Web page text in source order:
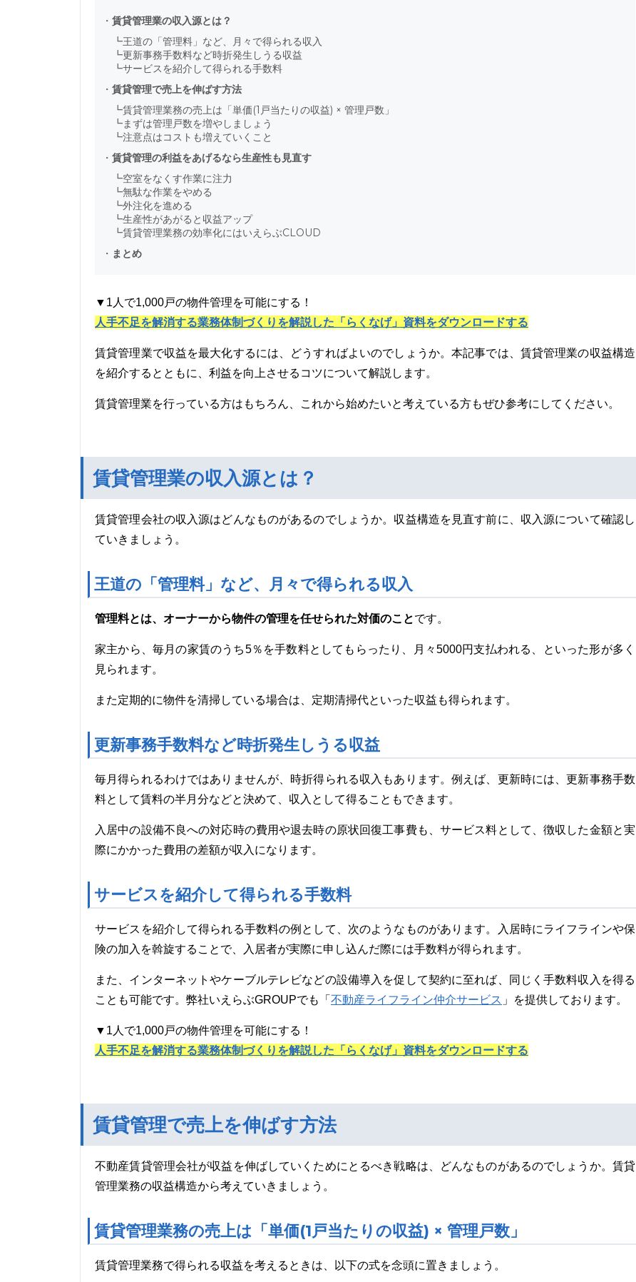
・ 賃貸管理業の収入源とは？
┗王道の「管理料」など、月々で得られる収入
┗更新事務手数料など時折発生しうる収益
┗サービスを紹介して得られる手数料
・ 賃貸管理で売上を伸ばす方法
┗賃貸管理業務の売上は「単価(1戸当たりの収益) × 管理戸数」
┗まずは管理戸数を増やしましょう
┗注意点はコストも増えていくこと
・ 賃貸管理の利益をあげるなら生産性も見直す
┗空室をなくす作業に注力
┗無駄な作業をやめる
┗外注化を進める
┗生産性があがると収益アップ
┗賃貸管理業務の効率化にはいえらぶCLOUD
・ まとめ
▼1人で1,000戸の物件管理を可能にする！
人手不足を解消する業務体制づくりを解説した「らくなげ」資料をダウンロードする
賃貸管理業で収益を最大化するには、どうすればよいのでしょうか。本記事では、賃貸管理業の収益構造
を紹介するとともに、利益を向上させるコツについて解説します。
賃貸管理業を行っている方はもちろん、これから始めたいと考えている方もぜひ参考にしてください。
賃貸管理業の収入源とは？
賃貸管理会社の収入源はどんなものがあるのでしょうか。収益構造を見直す前に、収入源について確認し
ていきましょう。
王道の「管理料」など、月々で得られる収入
管理料とは、オーナーから物件の管理を任せられた対価のことです。
家主から、毎月の家賃のうち5％を手数料としてもらったり、月々5000円支払われる、といった形が多く
見られます。
また定期的に物件を清掃している場合は、定期清掃代といった収益も得られます。
更新事務手数料など時折発生しうる収益
毎月得られるわけではありませんが、時折得られる収入もあります。例えば、更新時には、更新事務手数
料として賃料の半月分などと決めて、収入として得ることもできます。
入居中の設備不良への対応時の費用や退去時の原状回復工事費も、サービス料として、徴収した金額と実
際にかかった費用の差額が収入になります。
サービスを紹介して得られる手数料
サービスを紹介して得られる手数料の例として、次のようなものがあります。入居時にライフラインや保
険の加入を斡旋することで、入居者が実際に申し込んだ際には手数料が得られます。
また、インターネットやケーブルテレビなどの設備導入を促して契約に至れば、同じく手数料収入を得る
ことも可能です。弊社いえらぶGROUPでも「 不動産ライフライン仲介サービス 」を提供しております。
▼1人で1,000戸の物件管理を可能にする！
人手不足を解消する業務体制づくりを解説した「らくなげ」資料をダウンロードする
賃貸管理で売上を伸ばす方法
不動産賃貸管理会社が収益を伸ばしていくためにとるべき戦略は、どんなものがあるのでしょうか。賃貸
管理業務の収益構造から考えていきましょう。
賃貸管理業務の売上は「単価(1戸当たりの収益) × 管理戸数」
賃貸管理業務で得られる収益を考えるときは、以下の式を念頭に置きましょう。